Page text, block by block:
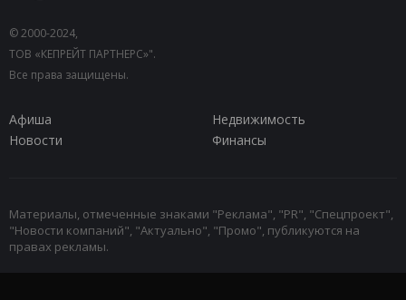
© 2000-2024,
ТОВ «КЕПРЕЙТ ПАРТНЕРС»".
Все права защищены.
Афиша
Недвижимость
Новости
Финансы
Материалы, отмеченные знаками "Реклама", "PR", "Спецпроект",
"Новости компаний", "Актуально", "Промо", публикуются на
правах рекламы.